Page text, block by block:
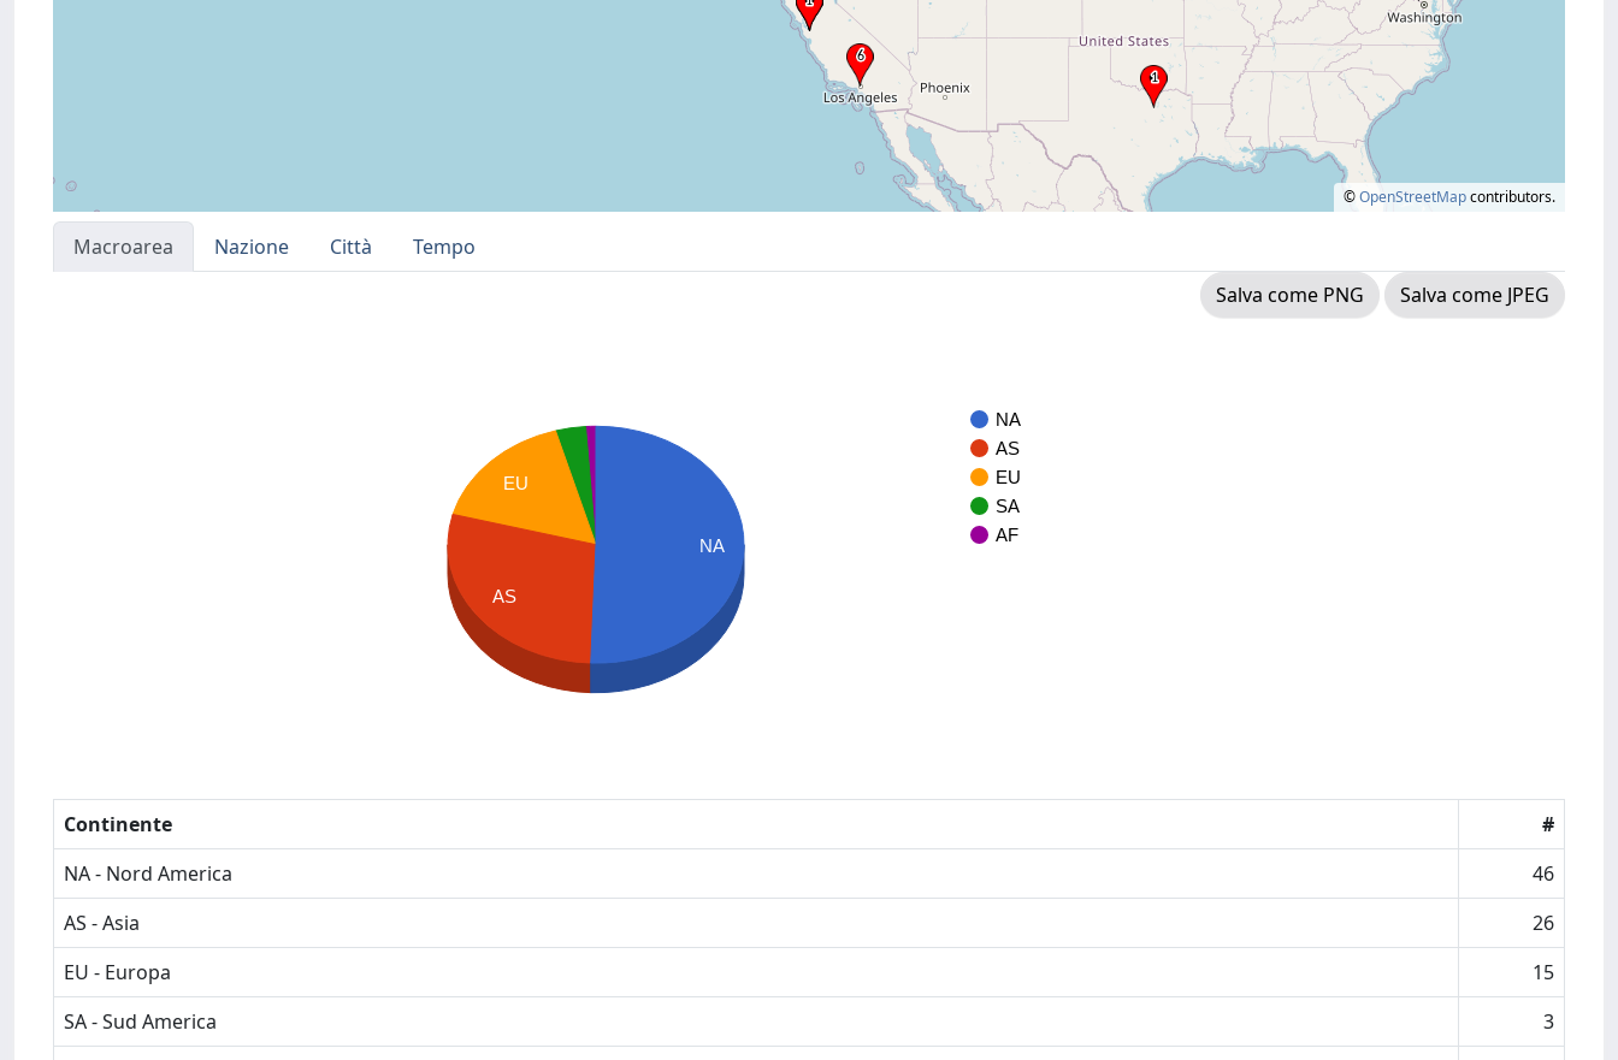
©OpenStreetMapcontributors.
Macroarea Nazione Città
Tempo
Salva come PNG
Salva come JPEG
NA
AS
EU
SA
AF
EU
AS
NA
Continente
#
NA - Nord America
46
AS - Asia
26
EU - Europa
15
SA - Sud America
3